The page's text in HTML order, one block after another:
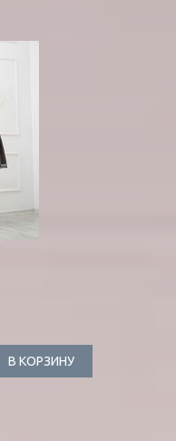
В КОРЗИНУ